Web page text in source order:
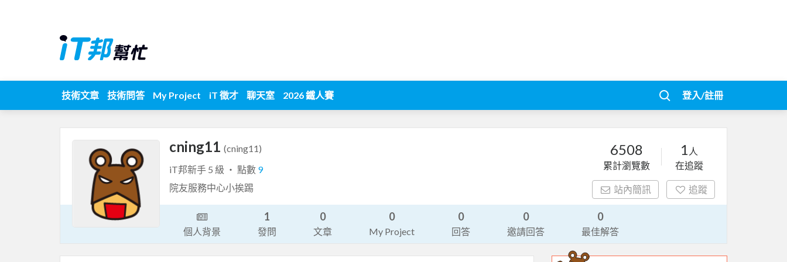
技術文章 技術問答 My Project iT 徵才 聊天室 2026 鐵人賽 登入/註冊
cning11 (cning11)
iT邦新手 5 級 ‧ 點數 9
院友服務中心小挨踢
6508
累計瀏覽數
1 人
在追蹤
站內簡訊 追蹤
個人背景
1
發問
0
文章
0
My Project
0
回答
0
邀請回答
0
最佳解答